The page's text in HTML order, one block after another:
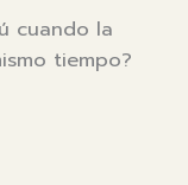
cuando la
tiempo?